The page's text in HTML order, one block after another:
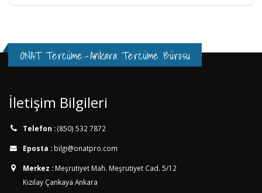
ONAT Tercüme-Ankara Tercüme Bürosu
İletişim Bilgileri
Telefon :(850) 532 7872
Eposta : bilgi@onatpro.com
Merkez : Meşrutiyet Mah. Meşrutiyet Cad. 5/12
Kızılay Çankaya Ankara